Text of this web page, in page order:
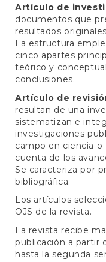
Artículo de
documentos que
resultados
La estructura
cinco apartes
teórico y
conclusiones.
Artículo de
resultan de una
sistematizan e
investigaciones
campo en ciencia
cuenta de los
Se caracteriza por
bibliográfica.
Los artículos
OJS de la revista.
La revista recibe
publicación a partir
hasta la segunda